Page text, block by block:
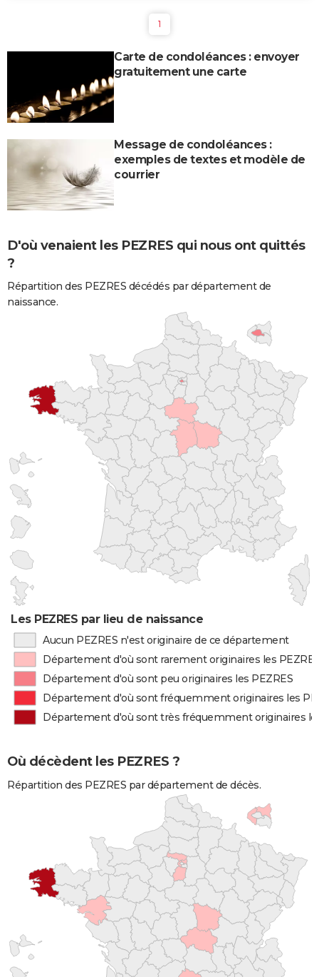
1
Carte de condoléances : envoyer
gratuitement une carte
Message de condoléances :
exemples de textes et modèle de
courrier
D'où venaient les PEZRES qui nous ont quittés
?
Répartition des PEZRES décédés par département de
naissance.
Les PEZRES par lieu de naissance
Aucun PEZRES n'est originaire de ce département
Département d'où sont rarement originaires les
Département d'où sont peu originaires les PEZRES
Département d'où sont fréquemment originaires les
Département d'où sont très fréquemment originaires
Où décèdent les PEZRES ?
Répartition des PEZRES par département de décès.